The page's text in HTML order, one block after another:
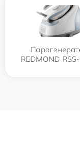
REDMOND